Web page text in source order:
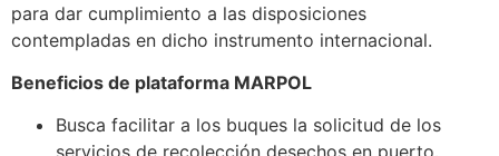
para dar cumplimiento a las disposiciones
contempladas en dicho instrumento internacional.
Beneficios de plataforma MARPOL
Busca facilitar a los buques la solicitud de los